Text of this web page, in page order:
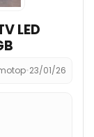
LED
•23/01/26